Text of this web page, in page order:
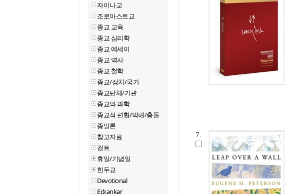
자이나교
조로아스트교
종교 교육
종교 심리학
종교 에세이
종교 역사
종교 철학
종교/정치/국가
종교단체/기관
종교와 과학
종교적 편협/박해/충돌
종말론
참고자료
컬트
휴일/기념일
힌두교
Devotional
Eckankar
7.